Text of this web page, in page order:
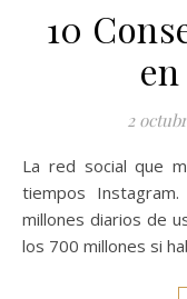
10
2
La red social que más está creciendo en estos últimos
tiempos
millones diarios de
los 700 millones si